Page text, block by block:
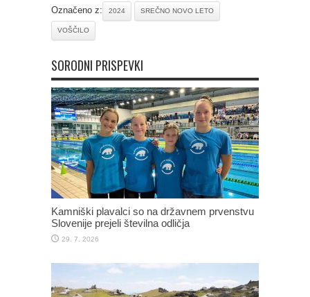
Označeno z: 2024 SREČNO NOVO LETO
VOŠČILO
SORODNI PRISPEVKI
Kamniški plavalci so na državnem prvenstvu
Slovenije prejeli številna odličja
29. 7. 2026